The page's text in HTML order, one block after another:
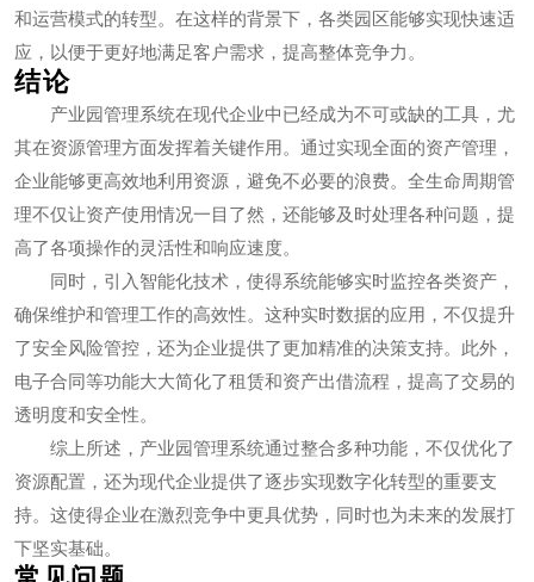
和运营模式的转型。在这样的背景下，各类园区能够实现快速适
应，以便于更好地满足客户需求，提高整体竞争力。
结论
产业园管理系统在现代企业中已经成为不可或缺的工具，尤
其在资源管理方面发挥着关键作用。通过实现全面的资产管理，
企业能够更高效地利用资源，避免不必要的浪费。全生命周期管
理不仅让资产使用情况一目了然，还能够及时处理各种问题，提
高了各项操作的灵活性和响应速度。
同时，引入智能化技术，使得系统能够实时监控各类资产，
确保维护和管理工作的高效性。这种实时数据的应用，不仅提升
了安全风险管控，还为企业提供了更加精准的决策支持。此外，
电子合同等功能大大简化了租赁和资产出借流程，提高了交易的
透明度和安全性。
综上所述，产业园管理系统通过整合多种功能，不仅优化了
资源配置，还为现代企业提供了逐步实现数字化转型的重要支
持。这使得企业在激烈竞争中更具优势，同时也为未来的发展打
下坚实基础。